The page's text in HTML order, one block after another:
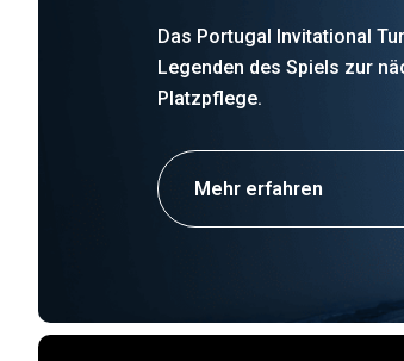
Das Portugal Invitational
Legenden des Spiels zur
Platzpflege.
Mehr erfahren